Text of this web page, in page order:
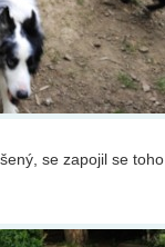
se zapojil se toho